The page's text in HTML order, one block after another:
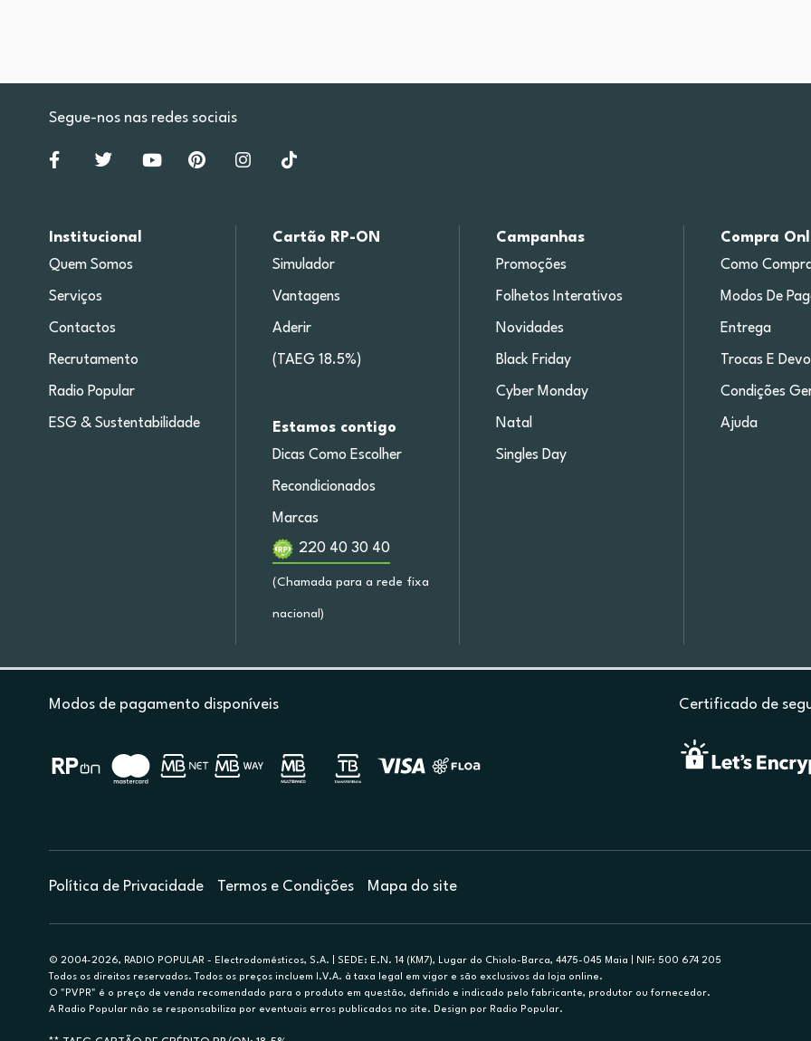
Segue-nos nas redes sociais
Institucional
Quem Somos
Serviços
Contactos
Recrutamento
Radio Popular
ESG & Sustentabilidade
Cartão RP-ON
Simulador
Vantagens
Aderir
(TAEG 18.5%)
Estamos contigo
Dicas Como Escolher
Recondicionados
Marcas
220 40 30 40
(Chamada para a rede fixa
nacional)
Campanhas
Promoções
Folhetos Interativos
Novidades
Black Friday
Cyber Monday
Natal
Singles Day
Compra
Como
Modos De
Entrega
Trocas E
Condições
Ajuda
Modos de pagamento disponíveis Certificado de
Política de Privacidade Termos e Condições Mapa do site
© 2004-2026, RADIO POPULAR - Electrodomésticos, S.A. | SEDE: E.N. 14 (KM7), Lugar do Chiolo-Barca, 4475-045 Maia | NIF: 500 674 205
Todos os direitos reservados. Todos os preços incluem I.V.A. à taxa legal em vigor e são exclusivos da loja online.
O "PVPR" é o preço de venda recomendado para o produto em questão, definido e indicado pelo fabricante, produtor ou fornecedor.
A Radio Popular não se responsabiliza por eventuais erros publicados no site. Design por Radio Popular.